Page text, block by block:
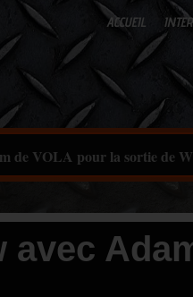
ACCUEIL
de VOLA pour la sortie de
avec